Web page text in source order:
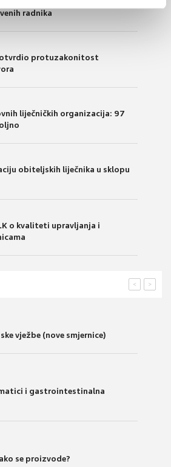
radnika
protuzakonitost
liječničkih organizacija: 97
obiteljskih liječnika u sklopu
o kvaliteti upravljanja i
>
<
vježbe (nove smjernice)
i gastrointestinalna
se proizvode?